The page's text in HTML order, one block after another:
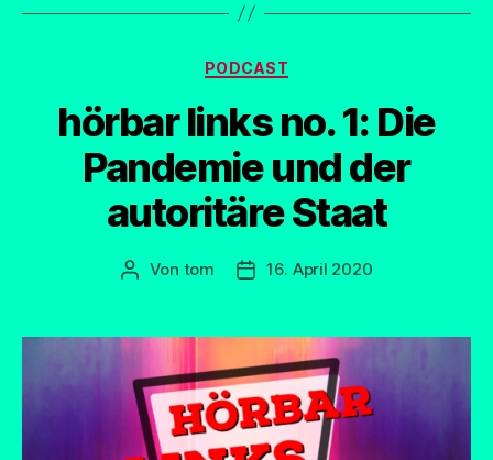
Kategorien
PODCAST
hörbar links no. 1: Die
Pandemie und der
autoritäre Staat
Beitragsautor
Von tom Beitragsdatum
16. April 2020